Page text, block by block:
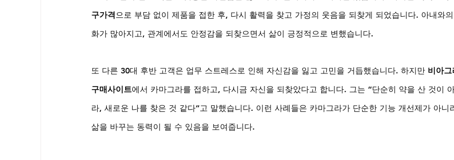
구가격 으로 부담 없이 제품을 접한 후, 다시 활력을 찾고 가정의 웃음을 되찾게 되었습니다. 아내와
화가 많아지고, 관계에서도 안정감을 되찾으면서 삶이 긍정적으로 변했습니다.
또 다른 30대 후반 고객은 업무 스트레스로 인해 자신감을 잃고 고민을 거듭했습니다. 하지만 비아그
구매사이트에서 카마그라를 접하고, 다시금 자신을 되찾았다고 합니다. 그는 “단순히 약을 산 것이
라, 새로운 나를 찾은 것 같다”고 말했습니다. 이런 사례들은 카마그라가 단순한 기능 개선제가 아니
삶을 바꾸는 동력이 될 수 있음을 보여줍니다.